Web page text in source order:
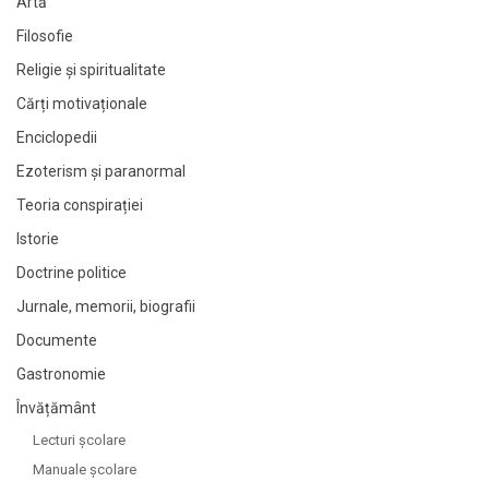
Filosofie
Religie și spiritualitate
Cărți motivaționale
Enciclopedii
Ezoterism și paranormal
Teoria conspirației
Istorie
Doctrine politice
Jurnale, memorii, biografii
Documente
Gastronomie
Învățământ
Lecturi şcolare
Manuale şcolare